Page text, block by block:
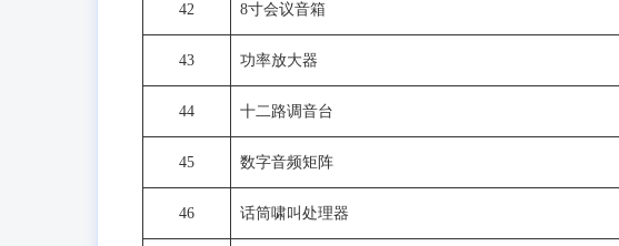
42 8寸会议音箱
43 功率放大器
44 十二路调音台
45 数字音频矩阵
46 话筒啸叫处理器